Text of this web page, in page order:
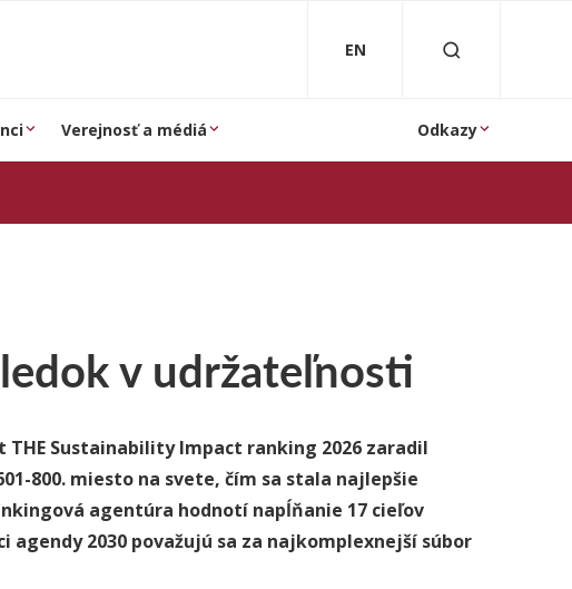
EN
Verejnosť a médiá Odkazy
v udržateľnosti
Sustainability Impact ranking 2026 zaradil
800. miesto na svete, čím sa stala najlepšie
agentúra hodnotí napĺňanie 17 cieľov
agendy 2030 považujú sa za najkomplexnejší súbor